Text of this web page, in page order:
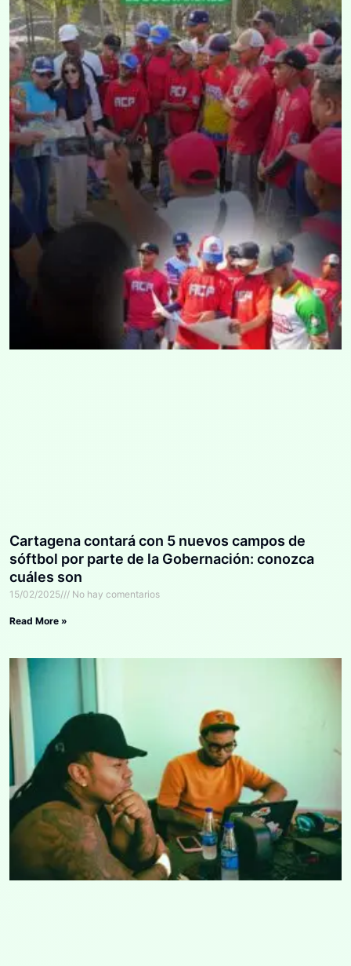
Cartagena contará con 5 nuevos campos de
sóftbol por parte de la Gobernación: conozca
cuáles son
15/02/2025 No hay comentarios
Read More »